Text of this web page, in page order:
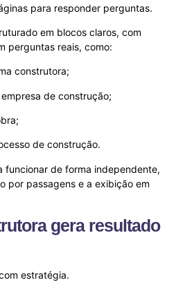
para responder perguntas.
em blocos claros, com
perguntas reais, como:
construtora;
de construção;
de construção.
funcionar de forma independente,
por passagens e a exibição em
gera resultado
estratégia.